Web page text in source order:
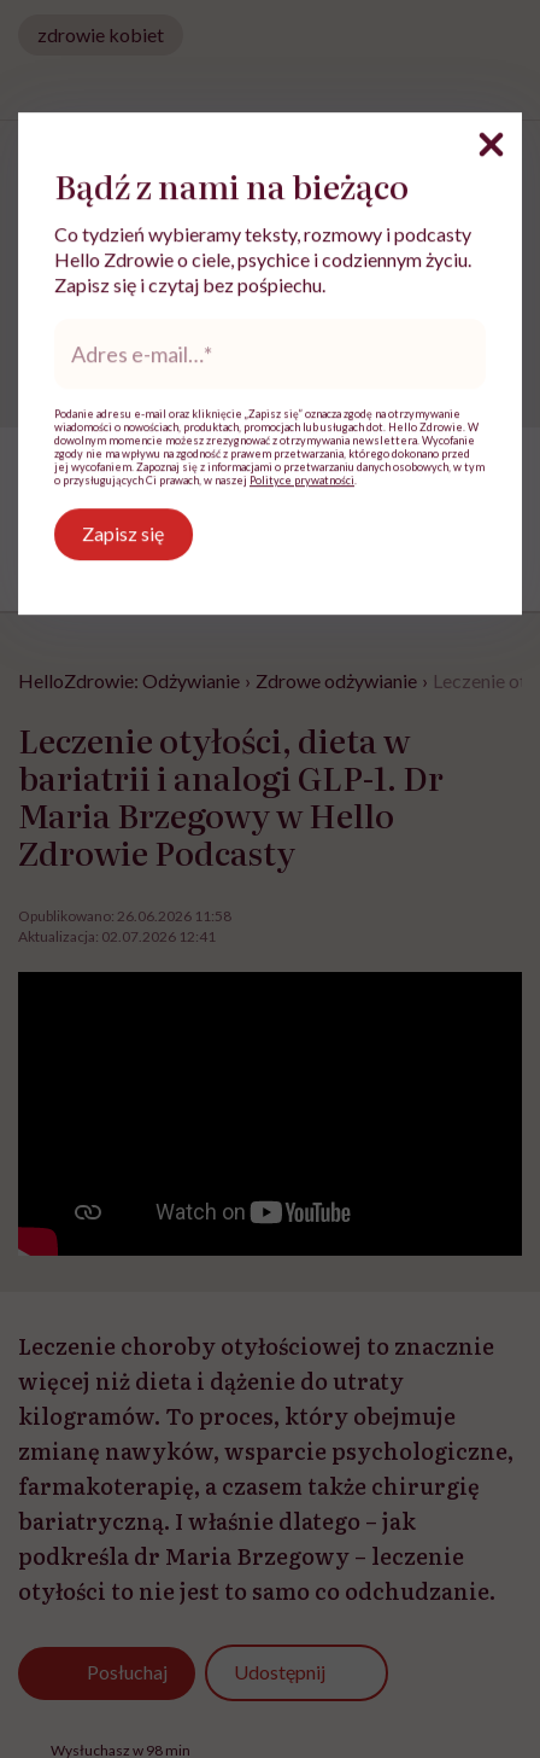
zdrowie kobiet
Palenie na stosie, histeria i
lobotomia. Czyli rzecz o tym, jak
„leczono” kobiety
HelloZdrowie: Odżywianie › Zdrowe odżywianie › Leczenie
Leczenie otyłości, dieta w
bariatrii i analogi GLP-1. Dr
Maria Brzegowy w Hello
Zdrowie Podcasty
Opublikowano: 26.06.2026 11:58
Aktualizacja: 02.07.2026 12:41
Leczenie choroby otyłościowej to znacznie
więcej niż dieta i dążenie do utraty
kilogramów. To proces, który obejmuje
zmianę nawyków, wsparcie psychologiczne,
farmakoterapię, a czasem także chirurgię
bariatryczną. I właśnie dlatego – jak
podkreśla dr Maria Brzegowy – leczenie
otyłości to nie jest to samo co odchudzanie.
Posłuchaj Udostępnij
Wysłuchasz w 98 min
Bądź z nami na bieżąco
Co tydzień wybieramy teksty, rozmowy i podcasty
Hello Zdrowie o ciele, psychice i codziennym życiu.
Zapisz się i czytaj bez pośpiechu.
mail*
Podanie adresu e-mail oraz kliknięcie „Zapisz się” oznacza zgodę na otrzymywanie
wiadomości o nowościach, produktach, promocjach lub usługach dot. Hello Zdrowie. W
dowolnym momencie możesz zrezygnować z otrzymywania newslettera. Wycofanie
zgody nie ma wpływu na zgodność z prawem przetwarzania, którego dokonano przed
jej wycofaniem. Zapoznaj się z informacjami o przetwarzaniu danych osobowych, w tym
o przysługujących Ci prawach, w naszej Polityce prywatności
Zapisz się